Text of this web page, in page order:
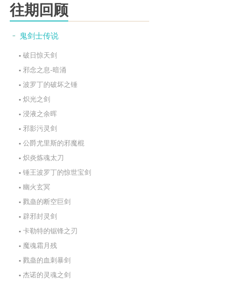
往期回顾
鬼剑士传说
破日惊天剑
邪念之息-暗涌
波罗丁的破坏之锤
炽光之剑
浸液之余晖
邪影污灵剑
公爵尤里斯的邪魔棍
炽炎炼魂太刀
锤王波罗丁的惊世宝剑
幽火玄冥
戮蛊的断空巨剑
辟邪封灵剑
卡勒特的锯锋之刃
魔魂霜月残
戮蛊的血刺暴剑
杰诺的灵魂之剑